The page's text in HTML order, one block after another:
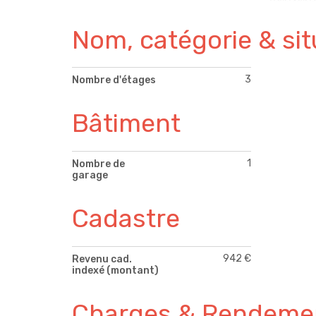
Nom, catégorie &
Nombre d'étages 3
Bâtiment
Nombre de
garage
1
Cadastre
Revenu cad.
indexé (montant)
942 €